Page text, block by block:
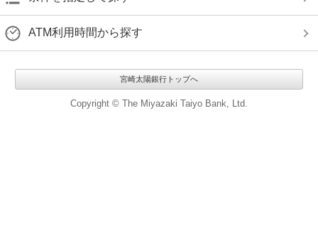
ATM利用時間から探す
宮崎太陽銀行トップへ
Copyright © The Miyazaki Taiyo Bank, Ltd.